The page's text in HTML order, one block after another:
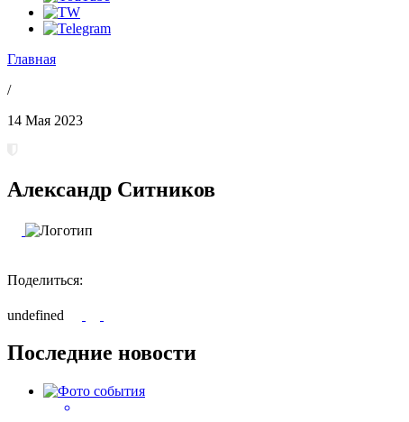
Главная
/
14 Мая 2023
Александр Ситников
Поделиться:
undefined
Последние новости